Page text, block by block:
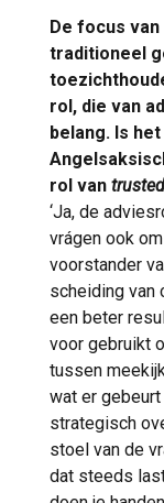
De focus
traditioneel
rol, die van
belang. Is
rol van
‘Ja, de
vrágen ook
voorstander
scheiding van
een beter
voor gebruikt
tussen
wat er
strategisch
stoel van de
dat steeds